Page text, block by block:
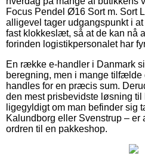
Focus Pendel Ø16 Sort m. Sort
alligevel tager udgangspunkt i
fast klokkeslæt, så at de kan nå
forinden logistikpersonalet har
En række e-handler i Danmark
beregning, men i mange tilfælde
handles for en præcis sum.
den mest prisbevidste løsning til
ligegyldigt om man befinder sig
Kalundborg eller Svenstrup – er
ordren til en pakkeshop.